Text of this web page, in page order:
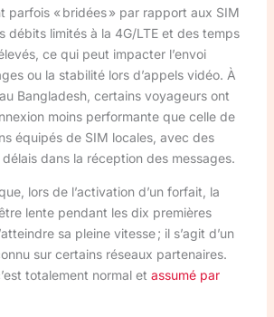
parfois « bridées » par rapport aux SIM
débits limités à la 4G/LTE et des temps
ce qui peut impacter l’envoi
ou la stabilité lors d’appels vidéo. À
Bangladesh, certains voyageurs ont
moins performante que celle de
équipés de SIM locales, avec des
dans la réception des messages.
lors de l’activation d’un forfait, la
lente pendant les dix premières
sa pleine vitesse ; il s’agit d’un
sur certains réseaux partenaires.
totalement normal et assumé par